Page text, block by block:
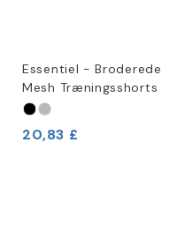
Essentiel - Broderede
Mesh Træningsshorts
20,83 £